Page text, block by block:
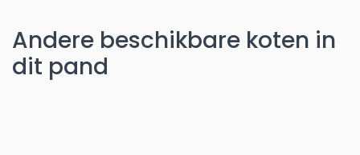
Andere beschikbare koten in
dit pand